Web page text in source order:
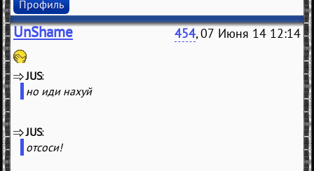
Профиль
UnShame 454, 07 Июня 14 12:14
JUS
но иди нахуй
JUS
отсоси!